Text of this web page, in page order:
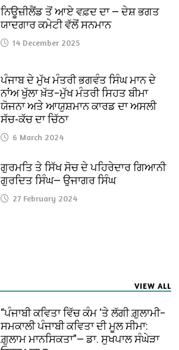
ਨਿਊਜ਼ੀਲੈਂਡ ਤੋਂ ਆਏ ਵਫ਼ਦ ਦਾ — ਦੇਸ਼ ਭਗਤ
ਯਾਦਗਾਰ ਕਮੇਟੀ ਵੱਲੋਂ ਸਨਮਾਨ
14 December 2025
ਪੰਜਾਬ ਦੇ ਮੁੱਖ ਮੰਤਰੀ ਭਗਵੰਤ ਸਿੰਘ ਮਾਨ ਦੇ
ਨਾਂਅ ਖੁੱਲਾ ਖ਼ੱਤ–ਮੁੱਖ ਮੰਤਰੀ ਸਿਹਤ ਬੀਮਾ
ਯੋਜਨਾ ਅਤੇ ਆਯੁਸ਼ਮਾਨ ਕਾਰਡ ਦਾ ਅਸਲੀ
ਸੱਚ-ਕੱਚ ਦਾ ਚਿੱਠਾ
6 March 2024
ਗੁਰਮਤਿ ਤੇ ਸਿੱਖ ਸੋਚ ਦੇ ਪਹਿਰੇਦਾਰ ਗਿਆਨੀ
ਗੁਰਦਿਤ ਸਿੰਘ— ਉਜਾਗਰ ਸਿੰਘ
27 February 2024
VIEW ALL
“ਪੰਜਾਬੀ ਕਵਿਤਾ ਵਿੱਚ ਕੰਮ ‘ਤੇ ਲੱਗੀ ਗ਼ੁਲਾਮੀ–
ਸਮਕਾਲੀ ਪੰਜਾਬੀ ਕਵਿਤਾ ਦੀ ਮੂਲ ਸੀਮਾ:
ਗ਼ੁਲਾਮ ਮਾਨਸਿਕਤਾ”— ਡਾ. ਸੁਖਪਾਲ ਸੰਘੇੜਾ